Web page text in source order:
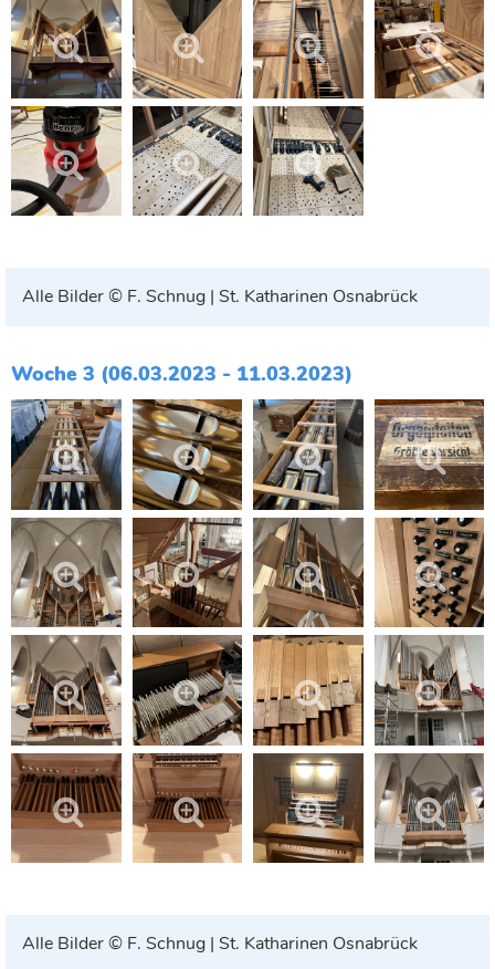
Alle Bilder © F. Schnug | St. Katharinen Osnabrück
Woche 3 (06.03.2023 - 11.03.2023)
Alle Bilder © F. Schnug | St. Katharinen Osnabrück